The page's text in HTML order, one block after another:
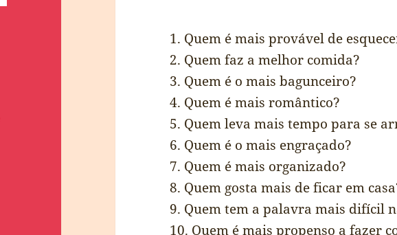
1. Quem é mais provável de
2. Quem faz a melhor comida?
3. Quem é o mais bagunceiro?
4. Quem é mais romântico?
5. Quem leva mais tempo para se
6. Quem é o mais engraçado?
7. Quem é mais organizado?
8. Quem gosta mais de ficar em
9. Quem tem a palavra mais difícil
10. Quem é mais propenso a fazer